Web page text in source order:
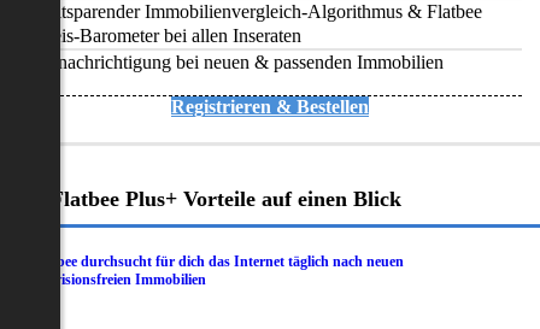
Zeitsparender Immobilienvergleich-Algorithmus & Flatbee
Preis-Barometer bei allen Inseraten
Benachrichtigung bei neuen & passenden Immobilien
Registrieren & Bestellen
Flatbee Plus+ Vorteile auf einen Blick
Flatbee durchsucht für dich das Internet täglich nach neuen
provisionsfreien Immobilien